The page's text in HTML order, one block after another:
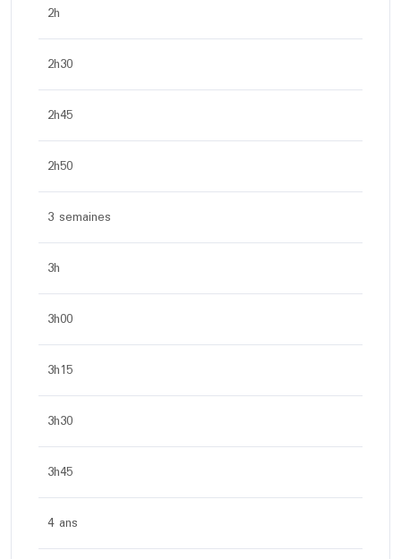
2h
2h30
2h45
2h50
3 semaines
3h
3h00
3h15
3h30
3h45
4 ans